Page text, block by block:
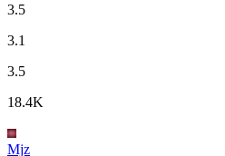
3.5
3.1
3.5
18.4K
Mjz